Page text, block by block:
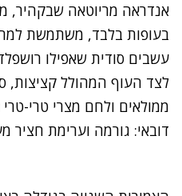
אנדראה מריוטאה שבקהיר,
בעופות בלבד, משתמשת
עשבים סודית שאפילו
לצד העוף המהולל קציצות,
ממולאים ולחם מצרי טרי-
דובאי: גורמה וערימת חציר